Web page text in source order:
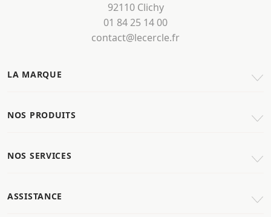
92110 Clichy
01 84 25 14 00
contact@lecercle.fr
LA MARQUE
NOS PRODUITS
NOS SERVICES
ASSISTANCE